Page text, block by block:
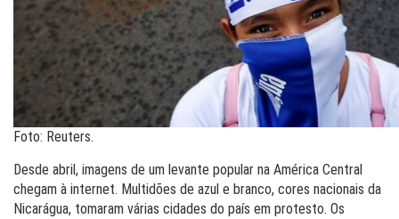
Foto: Reuters.
Desde abril, imagens de um levante popular na América Central
chegam à internet. Multidões de azul e branco, cores nacionais da
Nicarágua, tomaram várias cidades do país em protesto. Os